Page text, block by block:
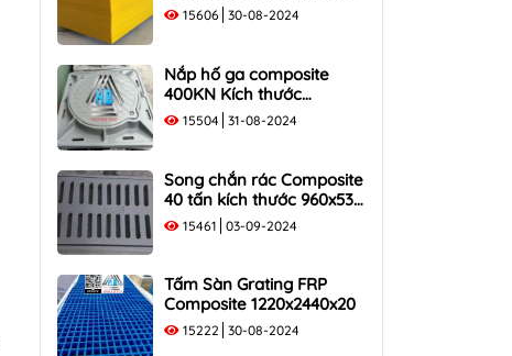
15606 30-08-2024
Nắp hố ga composite
400KN Kích thước
1000×1000 Khung Âm Tải
15504 31-08-2024
Song chắn rác Composite
40 tấn kích thước 960x530
tải trọng 400KN
15461 03-09-2024
Tấm Sàn Grating FRP
Composite 1220x2440x20
15222 30-08-2024